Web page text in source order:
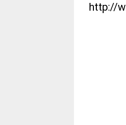
http://